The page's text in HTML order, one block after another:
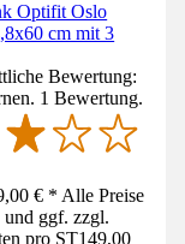
Optifit Oslo
cm mit 3
Bewertung:
1 Bewertung.
€ * Alle Preise
ggf. zzgl.
pro ST149,00